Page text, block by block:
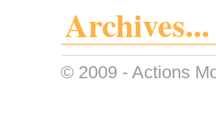
Archives...
© 2009 -Actions